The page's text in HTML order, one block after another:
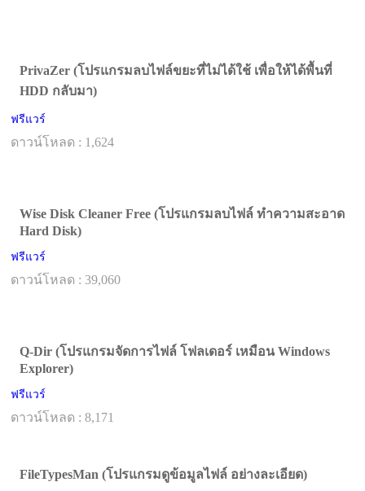
PrivaZer (โปรแกรมลบไฟล์ขยะที่ไม่ได้ใช้ เพื่อให้ได้พื้นที่
HDD กลับมา)
ฟรีแวร์
ดาวน์โหลด : 1,624
Wise Disk Cleaner Free (โปรแกรมลบไฟล์ ทำความสะอาด
Hard Disk)
ฟรีแวร์
ดาวน์โหลด : 39,060
Q-Dir (โปรแกรมจัดการไฟล์ โฟลเดอร์ เหมือน Windows
Explorer)
ฟรีแวร์
ดาวน์โหลด : 8,171
FileTypesMan (โปรแกรมดูข้อมูลไฟล์ อย่างละเอียด)